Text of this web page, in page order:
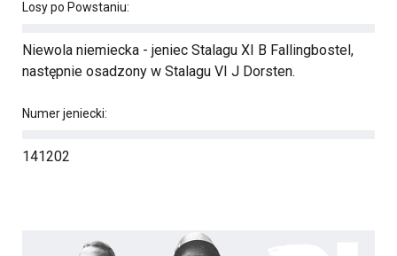
Losy po Powstaniu:
Niewola niemiecka - jeniec Stalagu XI B Fallingbostel,
następnie osadzony w Stalagu VI J Dorsten.
Numer jeniecki:
141202